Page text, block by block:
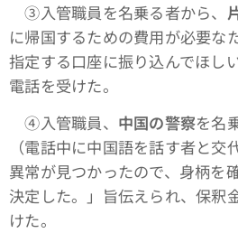
③入管職員を名乗る者から、
に帰国するための費用が必要な
指定する口座に振り込んでほし
電話を受けた。
④入管職員、 中国の警察を名
（電話中に中国語を話す者と
異常が見つかったので、身柄を
決定した。」旨伝えられ、保釈
けた。